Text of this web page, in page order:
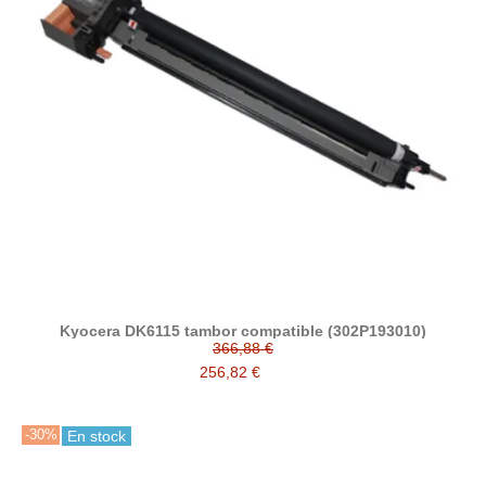
Kyocera DK6115 tambor compatible (302P193010)
366,88 €
256,82 €
-30% En stock